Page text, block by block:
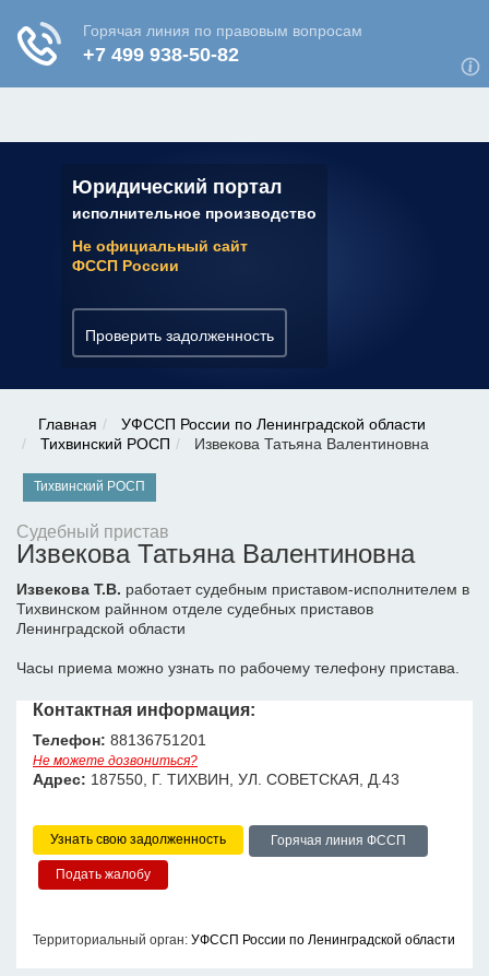
Юридический портал
исполнительное производство
Не официальный сайт
ФССП России
Проверить задолженность
✆ 7 (800) 350-22-64
Главная
УФССП России по Ленинградской области
Тихвинский РОСП
Извекова Татьяна Валентиновна
Тихвинский РОСП
Судебный пристав
Извекова Татьяна Валентиновна
Извекова Т.В. работает судебным приставом-исполнителем в
Тихвинском райнном отделе судебных приставов
Ленинградской области
Часы приема можно узнать по рабочему телефону пристава.
Контактная информация:
Телефон: 88136751201
Не можете дозвониться?
Адрес: 187550, Г. ТИХВИН, УЛ. СОВЕТСКАЯ, Д.43
Узнать свою задолженность Горячая линия ФССП
Территориальный орган: УФССП России по Ленинградской области